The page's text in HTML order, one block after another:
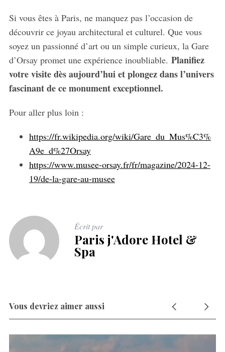
Si vous êtes à Paris, ne manquez pas l’occasion de
découvrir ce joyau architectural et culturel. Que vous
soyez un passionné d’art ou un simple curieux, la Gare
d’Orsay promet une expérience inoubliable. Planifiez
votre visite dès aujourd’hui et plongez dans l’univers
fascinant de ce monument exceptionnel.
Pour aller plus loin :
https://fr.wikipedia.org/wiki/Gare_du_Mus%C3%
A9e_d%27Orsay
https://www.musee-orsay.fr/fr/magazine/2024-12-
19/de-la-gare-au-musee
Écrit par
Paris j'Adore Hotel &
Spa
Vous devriez aimer aussi